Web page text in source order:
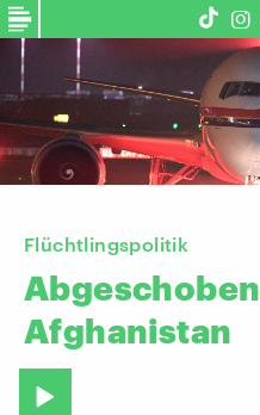
Flüchtlingspolitik
Abgeschoben
Afghanistan